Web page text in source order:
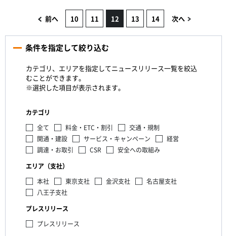
前へ 10 11 12 13 14 次へ
条件を指定して絞り込む
カテゴリ、エリアを指定してニュースリリース一覧を絞込
むことができます。
※選択した項目が表示されます。
カテゴリ
全て
料金・ETC・割引
交通・規制
開通・建設
サービス・キャンペーン
経営
調達・お取引
CSR
安全への取組み
エリア（支社）
本社
東京支社 金沢支社
名古屋支社
八王子支社
プレスリリース
プレスリリース